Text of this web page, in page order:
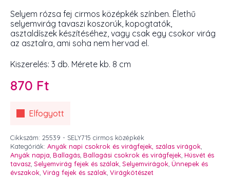
Selyem rózsa fej cirmos középkék színben. Élethű
selyemvirág tavaszi koszorúk, kopogtatók,
asztaldíszek készítéséhez, vagy csak egy csokor virág
az asztalra, ami soha nem hervad el.
Kiszerelés: 3 db. Mérete kb. 8 cm
870 Ft
Elfogyott
Cikkszám: 25539 - SELY715 cirmos középkék
Kategóriák: Anyák napi csokrok és virágfejek, szálas virágok
Anyák napja Ballagás Ballagási csokrok és virágfejek Húsvét és
tavasz Selyemvirág fejek és szálak Selyemvirágok Ünnepek és
évszakok Virág fejek és szálak Virágkötészet